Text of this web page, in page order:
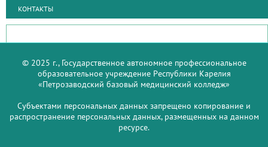
КОНТАКТЫ
© 2025 г., Государственное автономное профессиональное
образовательное учреждение Республики Карелия
«Петрозаводский базовый медицинский колледж»
Субъектами персональных данных запрещено копирование и
распространение персональных данных, размещенных на данном
ресурсе.